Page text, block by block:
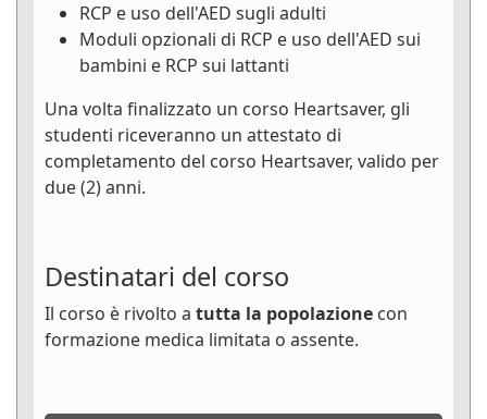
RCP e uso dell'AED sugli adulti
Moduli opzionali di RCP e uso dell'AED sui
bambini e RCP sui lattanti
Una volta finalizzato un corso Heartsaver, gli
studenti riceveranno un attestato di
completamento del corso Heartsaver, valido per
due (2) anni.
Destinatari del corso
Il corso è rivolto a tutta la popolazione con
formazione medica limitata o assente.